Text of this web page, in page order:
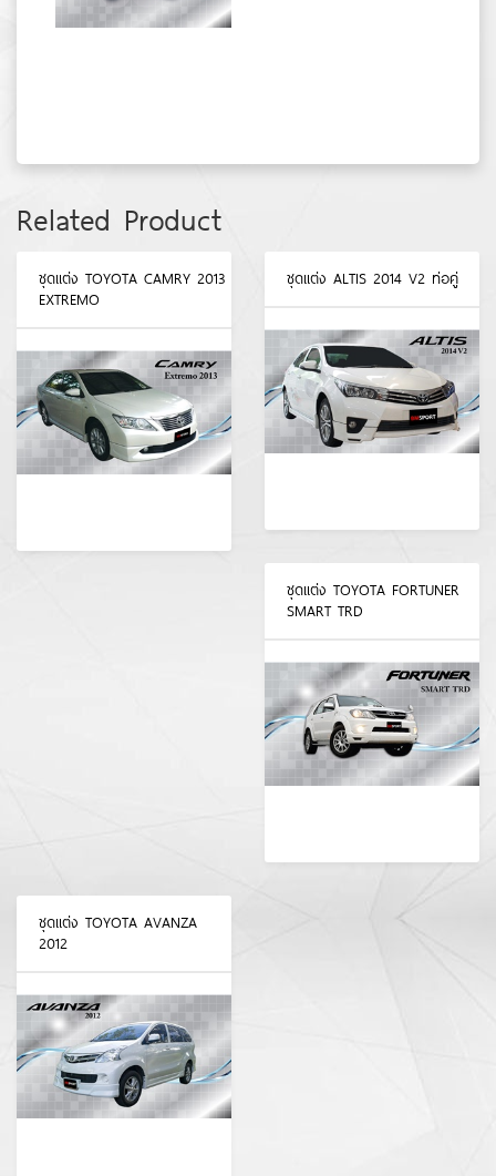
Related Product
ชุดแต่ง TOYOTA CAMRY 2013
EXTREMO
ชุดแต่ง ALTIS 2014 V2 ท่อคู่
ชุดแต่ง TOYOTA FORTUNER
SMART TRD
ชุดแต่ง TOYOTA AVANZA
2012